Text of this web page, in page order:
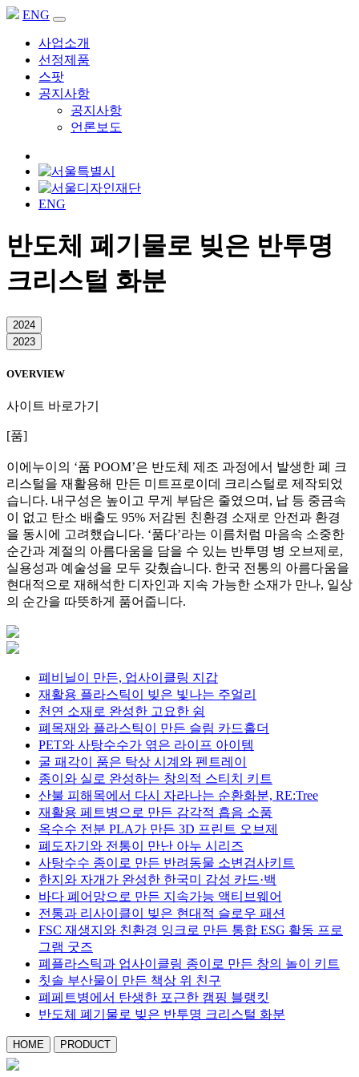
ENG
사업소개
선정제품
스팟
공지사항
공지사항
언론보도
ENG
반도체 폐기물로 빚은 반투명
크리스털 화분
2024
2023
OVERVIEW
사이트 바로가기
[품]
이에누이의 ‘품 POOM’은 반도체 제조 과정에서 발생한 폐 크
리스털을 재활용해 만든 미트프로이데 크리스털로 제작되었
습니다. 내구성은 높이고 무게 부담은 줄였으며, 납 등 중금속
이 없고 탄소 배출도 95% 저감된 친환경 소재로 안전과 환경
을 동시에 고려했습니다. ‘품다’라는 이름처럼 마음속 소중한
순간과 계절의 아름다움을 담을 수 있는 반투명 병 오브제로,
실용성과 예술성을 모두 갖췄습니다. 한국 전통의 아름다움을
현대적으로 재해석한 디자인과 지속 가능한 소재가 만나, 일상
의 순간을 따뜻하게 품어줍니다.
폐비닐이 만든, 업사이클링 지갑
재활용 플라스틱이 빚은 빛나는 주얼리
천연 소재로 완성한 고요한 쉼
폐목재와 플라스틱이 만든 슬림 카드홀더
PET와 사탕수수가 엮은 라이프 아이템
굴 패각이 품은 탁상 시계와 펜트레이
종이와 실로 완성하는 창의적 스티치 키트
산불 피해목에서 다시 자라나는 순환화분, RE:Tree
재활용 페트병으로 만든 감각적 흡음 소품
옥수수 전분 PLA가 만든 3D 프린트 오브제
폐도자기와 전통이 만난 아누 시리즈
사탕수수 종이로 만든 반려동물 소변검사키트
한지와 자개가 완성한 한국미 감성 카드·백
바다 폐어망으로 만든 지속가능 액티브웨어
전통과 리사이클이 빚은 현대적 슬로우 패션
FSC 재생지와 친환경 잉크로 만든 통합 ESG 활동 프로
그램 굿즈
폐플라스틱과 업사이클링 종이로 만든 창의 놀이 키트
칫솔 부산물이 만든 책상 위 친구
폐페트병에서 탄생한 포근한 캠핑 블랭킷
반도체 폐기물로 빚은 반투명 크리스털 화분
HOME PRODUCT